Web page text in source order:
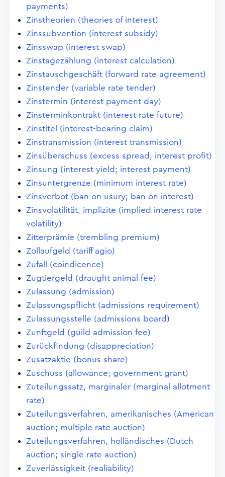
payments)
Zinstheorien (theories of interest)
Zinssubvention (interest subsidy)
Zinsswap (interest swap)
Zinstagezählung (interest calculation)
Zinstauschgeschäft (forward rate agreement)
Zinstender (variable rate tender)
Zinstermin (interest payment day)
Zinsterminkontrakt (interest rate future)
Zinstitel (interest-bearing claim)
Zinstransmission (interest transmission)
Zinsüberschuss (excess spread, interest profit)
Zinsung (interest yield; interest payment)
Zinsuntergrenze (minimum interest rate)
Zinsverbot (ban on usury; ban on interest)
Zinsvolatilität, implizite (implied interest rate
volatility)
Zitterprämie (trembling premium)
Zollaufgeld (tariff agio)
Zufall (coindicence)
Zugtiergeld (draught animal fee)
Zulassung (admission)
Zulassungspflicht (admissions requirement)
Zulassungsstelle (admissions board)
Zunftgeld (guild admission fee)
Zurückfindung (disappreciation)
Zusatzaktie (bonus share)
Zuschuss (allowance; government grant)
Zuteilungssatz, marginaler (marginal allotment
rate)
Zuteilungsverfahren, amerikanisches (American
auction; multiple rate auction)
Zuteilungsverfahren, holländisches (Dutch
auction; single rate auction)
Zuverlässigkeit (realiability)